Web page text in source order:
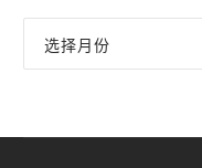
档